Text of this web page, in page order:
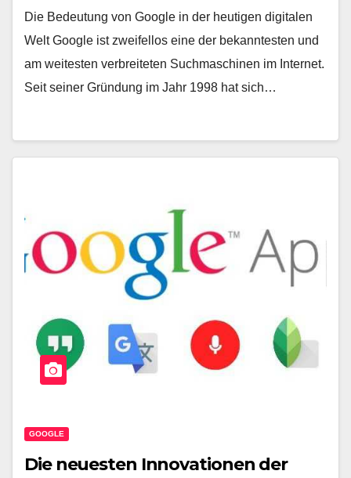
Die Bedeutung von Google in der heutigen digitalen
Welt Google ist zweifellos eine der bekanntesten und
am weitesten verbreiteten Suchmaschinen im Internet.
Seit seiner Gründung im Jahr 1998 hat sich…
GOOGLE
Die neuesten Innovationen der